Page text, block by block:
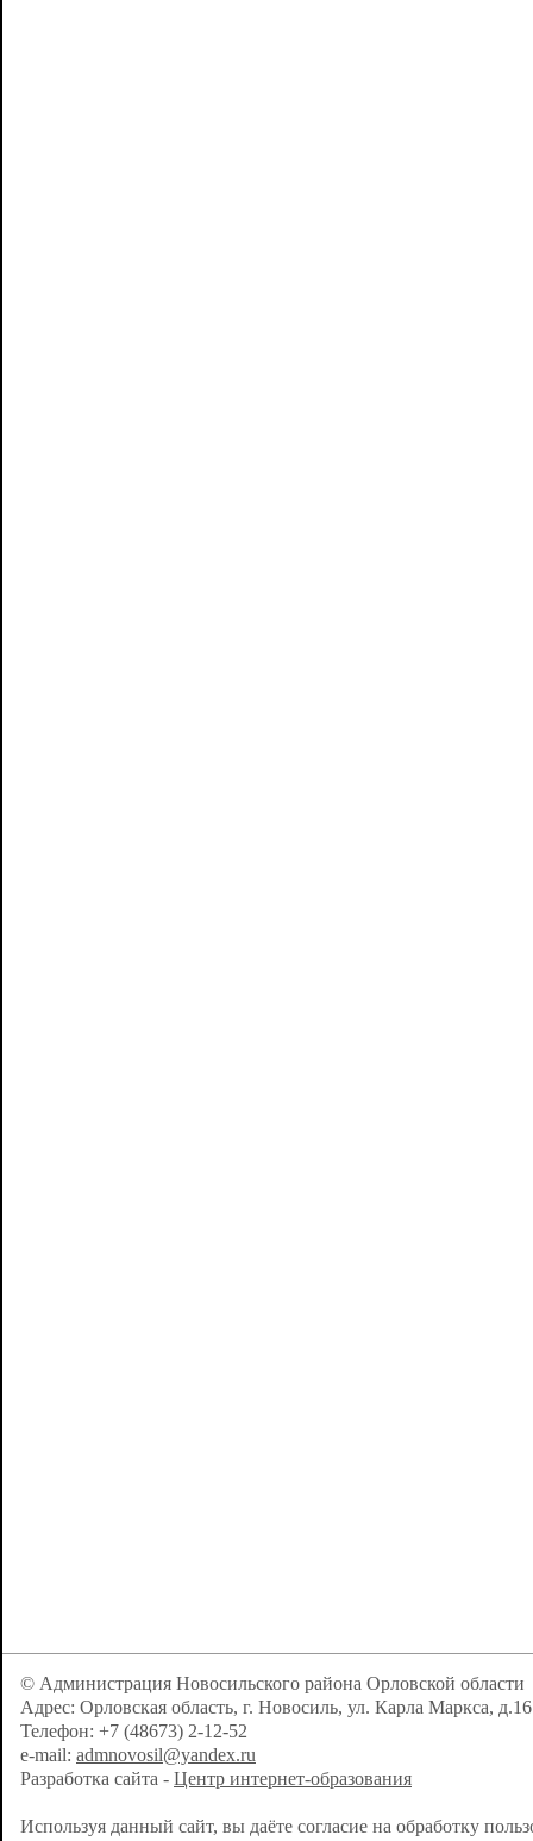
© Администрация Новосильского района Орловской области
Адрес: Орловская область, г. Новосиль, ул. Карла Маркса, д.16
Телефон: +7 (48673) 2-12-52
e-mail: admnovosil@yandex.ru
Разработка сайта - Центр интернет-образования
Используя данный сайт, вы даёте согласие на обработку